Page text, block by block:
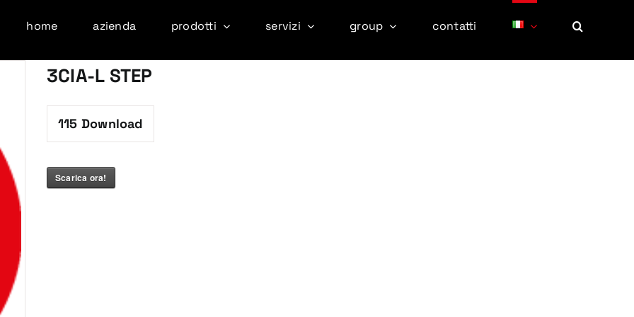
home azienda prodotti servizi group contatti
3CIA-L STEP
115 Download
Scarica ora!